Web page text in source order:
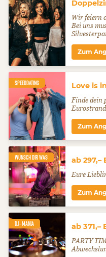
Wir feiern
Bei uns
Zum
SPEEDDATING Love is
Finde dein
Zum
WÜNSCH DIR WAS ab 297,–
Eure
Zum
DJ-MANIA ab 371,–
PARTY